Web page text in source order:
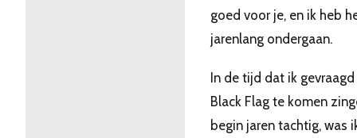
goed voor je, en ik heb
jarenlang ondergaan.
In de tijd dat ik
Black Flag te komen
begin jaren tachtig, was